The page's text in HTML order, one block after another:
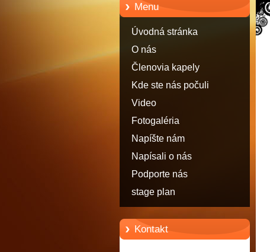
Menu
Úvodná stránka
O nás
Členovia kapely
Kde ste nás počuli
Video
Fotogaléria
Napíšte nám
Napísali o nás
Podporte nás
stage plan
Kontakt